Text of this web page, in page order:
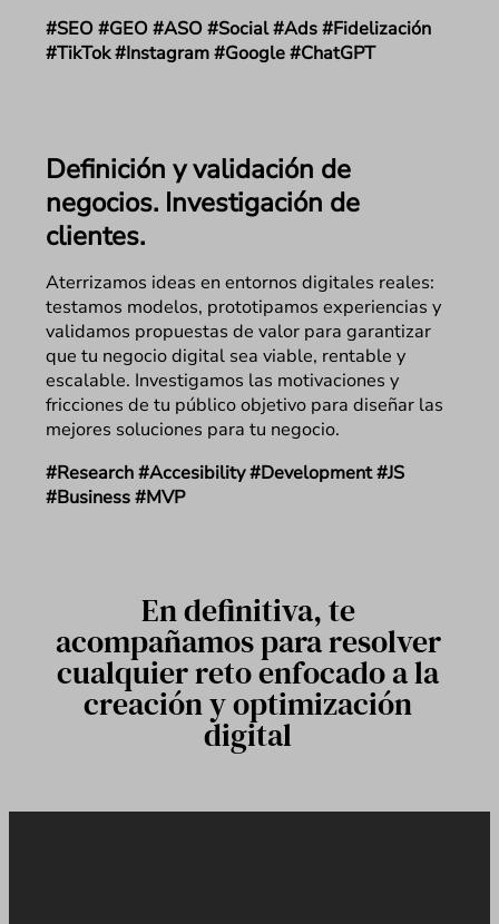
#SEO #GEO #ASO #Social #Ads #Fidelización
#TikTok #Instagram #Google #ChatGPT
Definición y validación de
negocios. Investigación de
clientes.
Aterrizamos ideas en entornos digitales reales:
testamos modelos, prototipamos experiencias y
validamos propuestas de valor para garantizar
que tu negocio digital sea viable, rentable y
escalable. Investigamos las motivaciones y
fricciones de tu público objetivo para diseñar las
mejores soluciones para tu negocio.
#Research #Accesibility #Development #JS
#Business #MVP
En definitiva, te
acompañamos para resolver
cualquier reto enfocado a la
creación y optimización
digital